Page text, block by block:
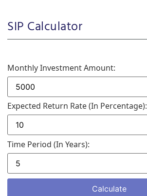
SIP Calculator
Monthly Investment Amount:
Expected Return Rate (in Percentage):
Time Period (in Years):